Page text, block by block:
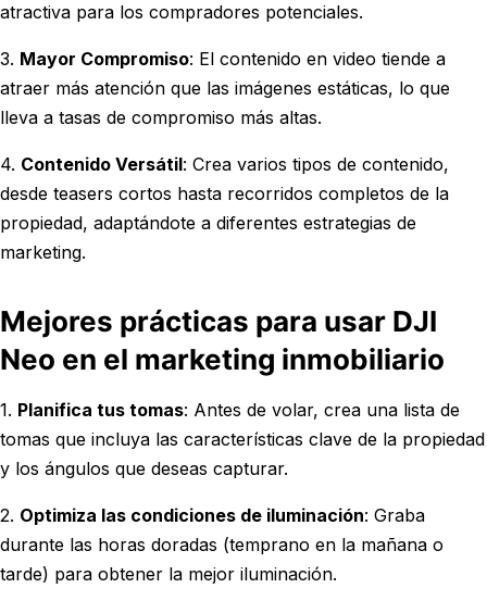
atractiva para los compradores potenciales.
3. Mayor Compromiso: El contenido en video tiende a
atraer más atención que las imágenes estáticas, lo que
lleva a tasas de compromiso más altas.
4. Contenido Versátil: Crea varios tipos de contenido,
desde teasers cortos hasta recorridos completos de la
propiedad, adaptándote a diferentes estrategias de
marketing.
Mejores prácticas para usar DJI
Neo en el marketing inmobiliario
1. Planifica tus tomas: Antes de volar, crea una lista de
tomas que incluya las características clave de la propiedad
y los ángulos que deseas capturar.
2. Optimiza las condiciones de iluminación: Graba
durante las horas doradas (temprano en la mañana o
tarde) para obtener la mejor iluminación.